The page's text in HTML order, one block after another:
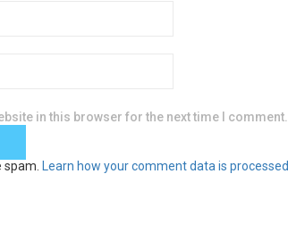
in this browser for the next time I comment.
Learn how your comment data is processed